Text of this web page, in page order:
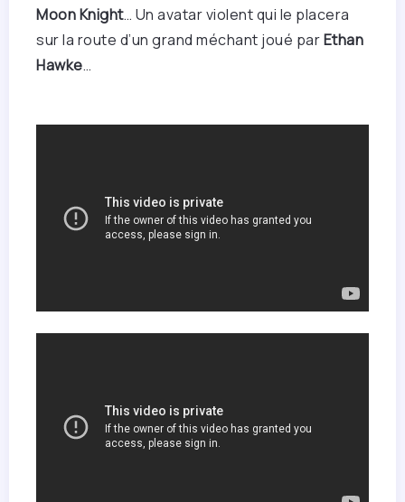
Moon Knight… Un avatar violent qui le placera
sur la route d’un grand méchant joué parEthan
Hawke…